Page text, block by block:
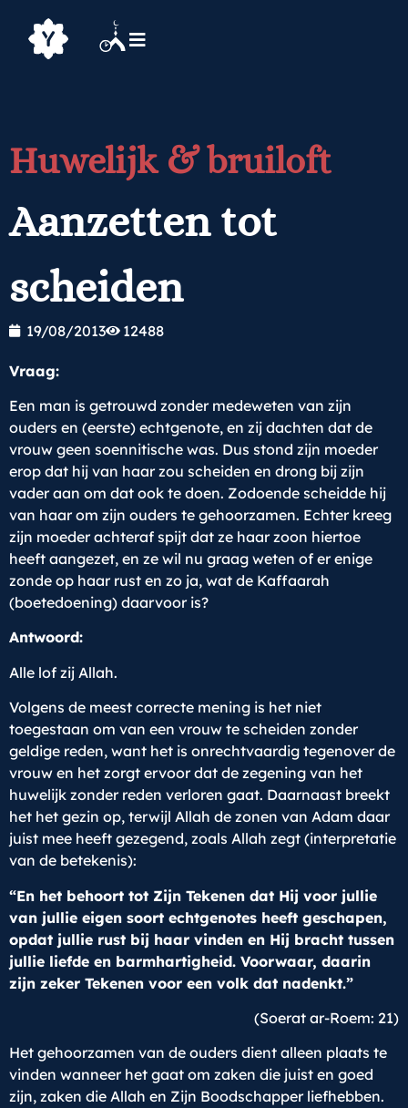
Huwelijk & bruiloft
Aanzetten tot
scheiden
19/08/2013 12488
Vraag:
Een man is getrouwd zonder medeweten van zijn
ouders en (eerste) echtgenote, en zij dachten dat de
vrouw geen soennitische was. Dus stond zijn moeder
erop dat hij van haar zou scheiden en drong bij zijn
vader aan om dat ook te doen. Zodoende scheidde hij
van haar om zijn ouders te gehoorzamen. Echter kreeg
zijn moeder achteraf spijt dat ze haar zoon hiertoe
heeft aangezet, en ze wil nu graag weten of er enige
zonde op haar rust en zo ja, wat de Kaffaarah
(boetedoening) daarvoor is?
Antwoord:
Alle lof zij Allah.
Volgens de meest correcte mening is het niet
toegestaan om van een vrouw te scheiden zonder
geldige reden, want het is onrechtvaardig tegenover de
vrouw en het zorgt ervoor dat de zegening van het
huwelijk zonder reden verloren gaat. Daarnaast breekt
het het gezin op, terwijl Allah de zonen van Adam daar
juist mee heeft gezegend, zoals Allah zegt (interpretatie
van de betekenis):
“En het behoort tot Zijn Tekenen dat Hij voor jullie
van jullie eigen soort echtgenotes heeft geschapen,
opdat jullie rust bij haar vinden en Hij bracht tussen
jullie liefde en barmhartigheid. Voorwaar, daarin
zijn zeker Tekenen voor een volk dat nadenkt.”
(Soerat ar-Roem: 21)
Het gehoorzamen van de ouders dient alleen plaats te
vinden wanneer het gaat om zaken die juist en goed
zijn, zaken die Allah en Zijn Boodschapper liefhebben.